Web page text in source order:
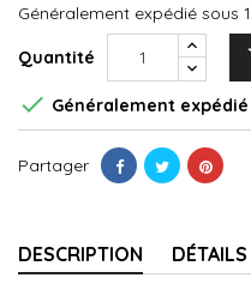
Généralement expédié sous
Quantité
 Généralement expédié
Partager
DESCRIPTION